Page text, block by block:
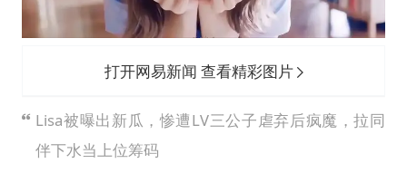
打开网易新闻 查看精彩图片
Lisa被曝出新瓜，惨遭LV三公子虐弃后疯魔，拉同
伴下水当上位筹码